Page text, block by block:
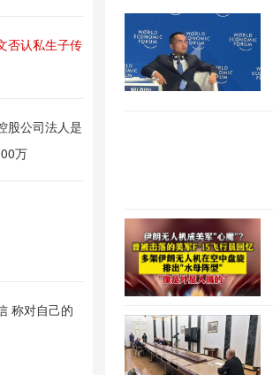
否认私生子传
股公司法人是
万
称对自己的